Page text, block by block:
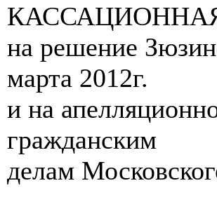
на решение
марта 2012г.
и на
гражданским
делам